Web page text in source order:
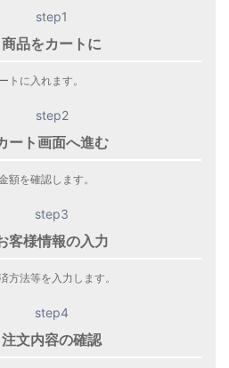
step1
商品をカートに
トに入れます。
step2
ート画面へ進む
額を確認します。
step3
客様情報の入力
方法等を入力します。
step4
注文内容の確認